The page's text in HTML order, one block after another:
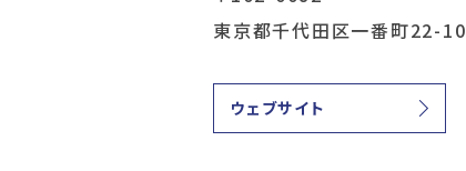
東京都千代田区一番町22-10
ウェブサイト